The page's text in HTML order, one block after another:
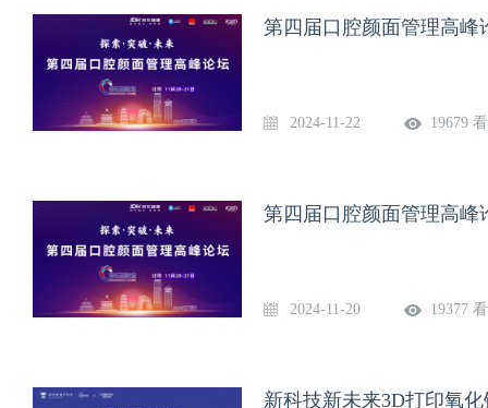
第四届口腔颜面管理高峰
2024-11-22 19679
第四届口腔颜面管理高峰
2024-11-20 19377
新科技新未来3D打印氧